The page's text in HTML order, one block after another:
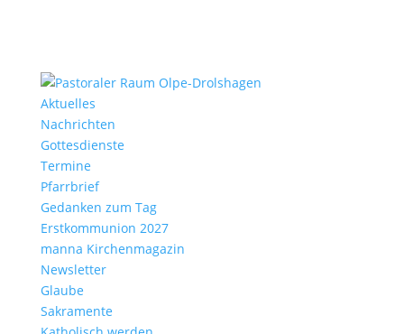
Aktu­elles
Nach­richten
Gottes­dienste
Termine
Pfarr­brief
Gedanken zum Tag
Erst­kom­mu­nion 2027
manna Kirchen­ma­gazin
News­letter
Glaube
Sakra­mente